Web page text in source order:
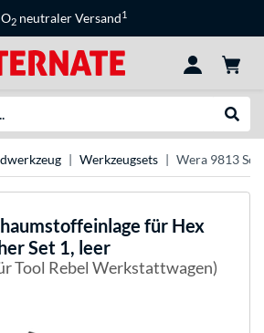
2 neutraler Versand1
Werkzeugsets Wera 9813
für Hex
Set 1, leer
Tool Rebel Werkstattwagen)